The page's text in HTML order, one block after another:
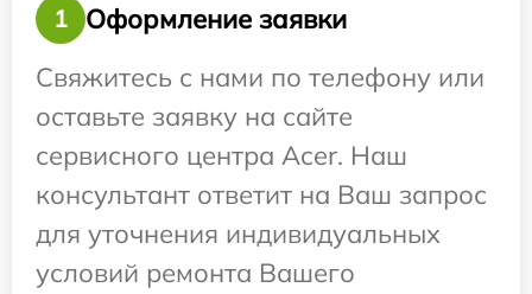
1
Оформление заявки
Свяжитесь с нами по телефону или
оставьте заявку на сайте
сервисного центра Acer. Наш
консультант ответит на Ваш запрос
для уточнения индивидуальных
условий ремонта Вашего